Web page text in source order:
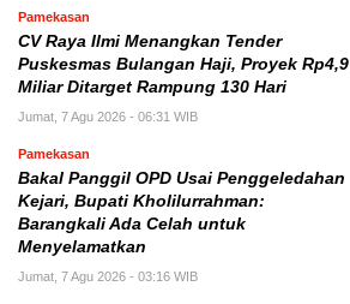
Pamekasan
CV Raya Ilmi Menangkan Tender
Puskesmas Bulangan Haji, Proyek Rp4,9
Miliar Ditarget Rampung 130 Hari
Jumat, 7 Agu 2026 - 06:31 WIB
Pamekasan
Bakal Panggil OPD Usai Penggeledahan
Kejari, Bupati Kholilurrahman:
Barangkali Ada Celah untuk
Menyelamatkan
Jumat, 7 Agu 2026 - 03:16 WIB